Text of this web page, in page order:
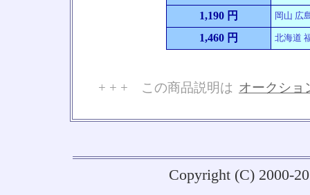
1,190 円 岡山 広
1,460 円 北海道
+ + + この商品説明は オークショ
Copyright (C) 2000-